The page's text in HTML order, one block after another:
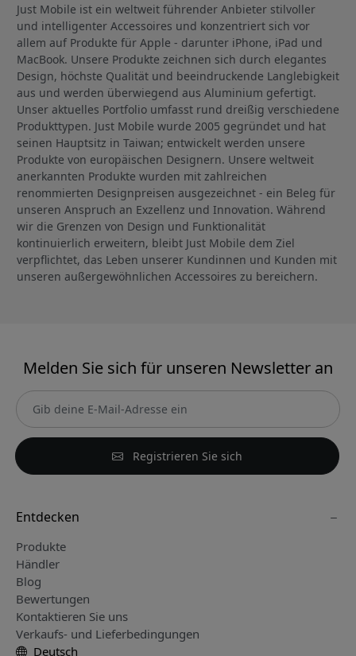
Just Mobile ist ein weltweit führender Anbieter stilvoller
und intelligenter Accessoires und konzentriert sich vor
allem auf Produkte für Apple - darunter iPhone, iPad und
MacBook. Unsere Produkte zeichnen sich durch elegantes
Design, höchste Qualität und beeindruckende Langlebigkeit
aus und werden überwiegend aus Aluminium gefertigt.
Unser aktuelles Portfolio umfasst rund dreißig verschiedene
Produkttypen. Just Mobile wurde 2005 gegründet und hat
seinen Hauptsitz in Taiwan; entwickelt werden unsere
Produkte von europäischen Designern. Unsere weltweit
anerkannten Produkte wurden mit zahlreichen
renommierten Designpreisen ausgezeichnet - ein Beleg für
unseren Anspruch an Exzellenz und Innovation. Während
wir die Grenzen von Design und Funktionalität
kontinuierlich erweitern, bleibt Just Mobile dem Ziel
verpflichtet, das Leben unserer Kundinnen und Kunden mit
unseren außergewöhnlichen Accessoires zu bereichern.
Melden Sie sich für unseren Newsletter an
Registrieren Sie sich
Entdecken
Produkte
Händler
Blog
Bewertungen
Kontaktieren Sie uns
Verkaufs- und Lieferbedingungen
Deutsch